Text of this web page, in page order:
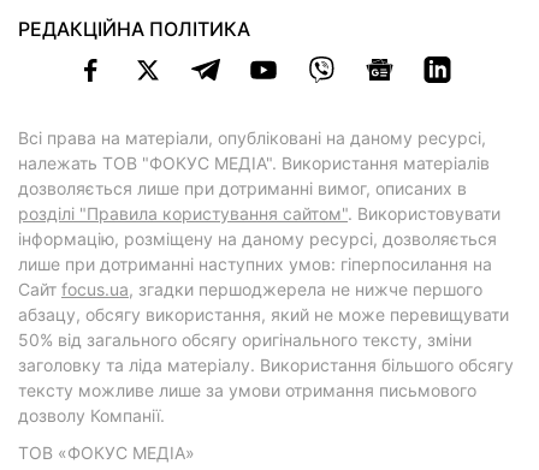
РЕДАКЦІЙНА ПОЛІТИКА
Всі права на матеріали, опубліковані на даному ресурсі,
належать ТОВ "ФОКУС МЕДІА". Використання матеріалів
дозволяється лише при дотриманні вимог, описаних в
розділі "Правила користування сайтом". Використовувати
інформацію, розміщену на даному ресурсі, дозволяється
лише при дотриманні наступних умов: гіперпосилання на
Cайт focus.ua, згадки першоджерела не нижче першого
абзацу, обсягу використання, який не може перевищувати
50% від загального обсягу оригінального тексту, зміни
заголовку та ліда матеріалу. Використання більшого обсягу
тексту можливе лише за умови отримання письмового
дозволу Компанії.
ТОВ «ФОКУС МЕДІА»